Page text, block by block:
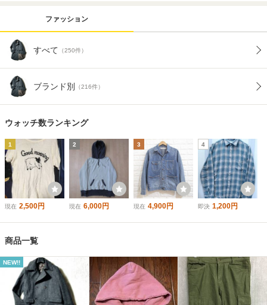
ファッション
すべて （250件）
ブランド別 （216件）
ウォッチ数ランキング
1
現在 2,500円
2
現在 6,000円
3
現在 4,900円
4
即決 1,200円
商品一覧
NEW!!